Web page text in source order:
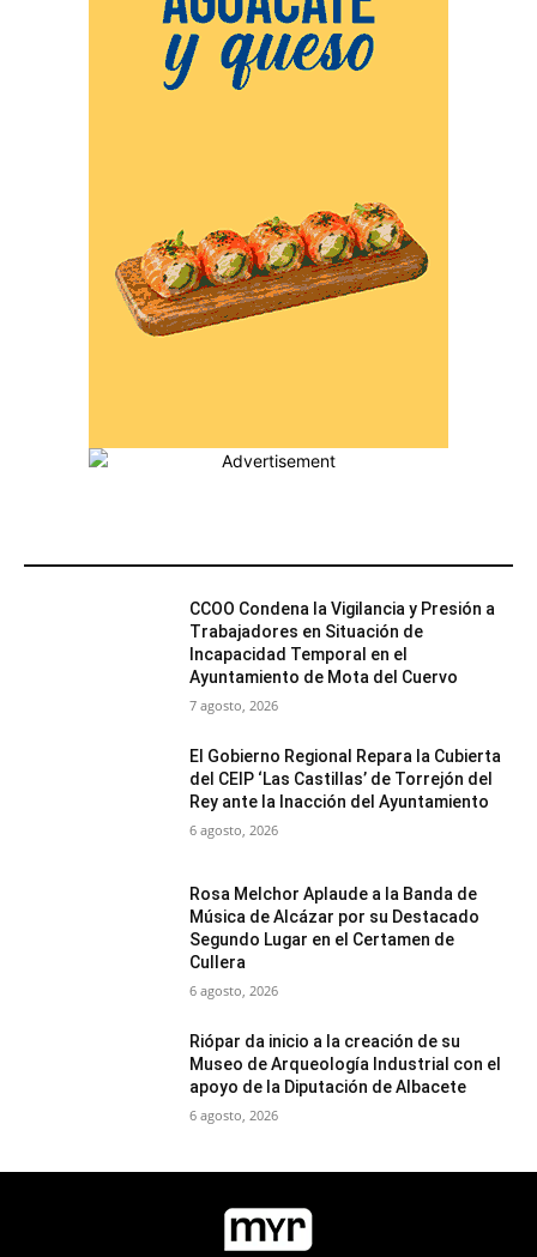
CCOO Condena la Vigilancia y Presión a
Trabajadores en Situación de
Incapacidad Temporal en el
Ayuntamiento de Mota del Cuervo
7 agosto, 2026
El Gobierno Regional Repara la Cubierta
del CEIP ‘Las Castillas’ de Torrejón del
Rey ante la Inacción del Ayuntamiento
6 agosto, 2026
Rosa Melchor Aplaude a la Banda de
Música de Alcázar por su Destacado
Segundo Lugar en el Certamen de
Cullera
6 agosto, 2026
Riópar da inicio a la creación de su
Museo de Arqueología Industrial con el
apoyo de la Diputación de Albacete
6 agosto, 2026